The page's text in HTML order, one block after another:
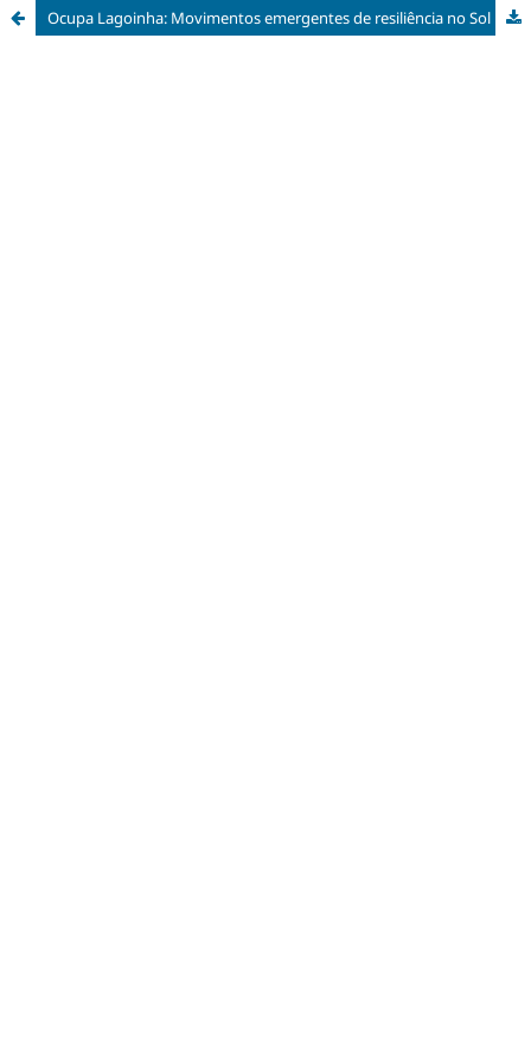
Ocupa Lagoinha: Movimentos emergentes de resiliência no Sol Nascente na luta pela efetivação das políticas de proteção de nascentes do Distrito Federal